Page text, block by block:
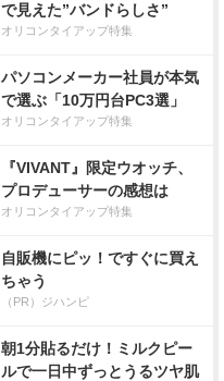
で見えた”バンドらしさ”
オリコンタイアップ特集
パソコンメーカー社員が本気
で選ぶ「10万円台PC3選」
オリコンタイアップ特集
『VIVANT』限定ウオッチ、
プロデューサーの感想は
オリコンタイアップ特集
自販機にピッ！ですぐに買え
ちゃう
（PR）ジハンピ
朝1分貼るだけ！ミルクピー
ルで一日中ずっとうるツヤ肌